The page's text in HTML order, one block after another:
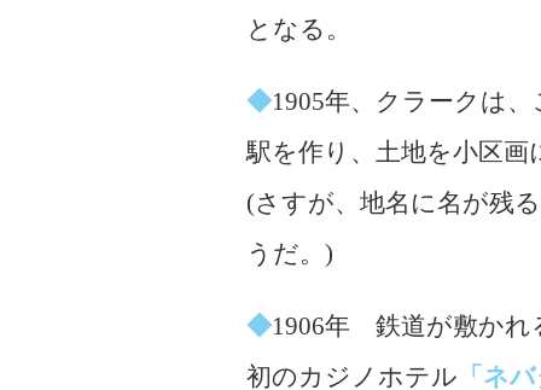
となる。
◆1905年、クラークは
駅を作り、土地を小区
(さすが、地名に名が残
うだ。)
◆1906年 鉄道が敷かれ
初のカジノホテル 「ネ